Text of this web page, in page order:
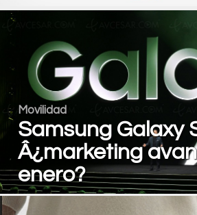
Movilidad
Samsung Galaxy
Â¿marketing
enero?